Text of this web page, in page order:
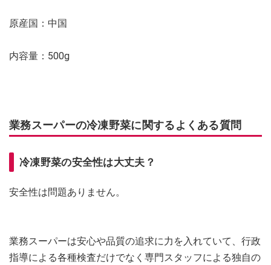
原産国：中国
内容量：500g
業務スーパーの冷凍野菜に関するよくある質問
冷凍野菜の安全性は大丈夫？
安全性は問題ありません。
業務スーパーは安心や品質の追求に力を入れていて、行政
指導による各種検査だけでなく専門スタッフによる独自の